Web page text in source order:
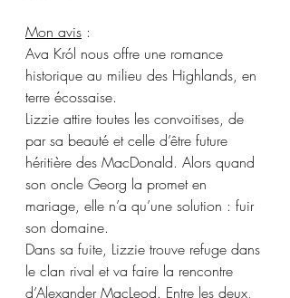
Mon avis :
Ava Król nous offre une romance
historique au milieu des Highlands, en
terre écossaise.
Lizzie attire toutes les convoitises, de
par sa beauté et celle d’être future
héritière des MacDonald. Alors quand
son oncle Georg la promet en
mariage, elle n’a qu’une solution : fuir
son domaine.
Dans sa fuite, Lizzie trouve refuge dans
le clan rival et va faire la rencontre
d’Alexander MacLeod. Entre les deux,